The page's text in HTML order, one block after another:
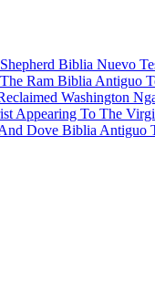
Biblia Nuevo
Ram Biblia Antiguo
Washington
Appearing To The
Dove Biblia Antiguo